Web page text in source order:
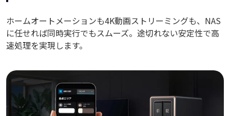
ホームオートメーションも4K動画ストリーミングも、NAS
に任せれば同時実行でもスムーズ。途切れない安定性で高
速処理を実現します。